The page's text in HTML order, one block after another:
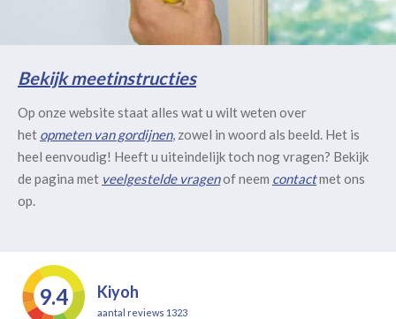
Bekijk meetinstructies
Op onze website staat alles wat u wilt weten over
het opmeten van gordijnen, zowel in woord als beeld. Het is
heel eenvoudig! Heeft u uiteindelijk toch nog vragen? Bekijk
de pagina met veelgestelde vragenof neem contactmet ons
op.
9.4 Kiyoh
aantal reviews 1323